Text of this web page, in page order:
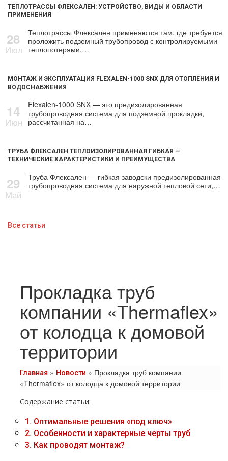
ТЕПЛОТРАССЫ ФЛЕКСАЛЕН: УСТРОЙСТВО, ВИДЫ И ОБЛАСТИ
ПРИМЕНЕНИЯ
28
Июл
Теплотрассы Флексален применяются там, где требуется
проложить подземный трубопровод с контролируемыми
теплопотерями,…
МОНТАЖ И ЭКСПЛУАТАЦИЯ FLEXALEN-1000 SNX ДЛЯ ОТОПЛЕНИЯ И
ВОДОСНАБЖЕНИЯ
14
Июн
Flexalen-1000 SNX — это предизолированная
трубопроводная система для подземной прокладки,
рассчитанная на…
ТРУБА ФЛЕКСАЛЕН ТЕПЛОИЗОЛИРОВАННАЯ ГИБКАЯ —
ТЕХНИЧЕСКИЕ ХАРАКТЕРИСТИКИ И ПРЕИМУЩЕСТВА
29
Май
Труба Флексален — гибкая заводски предизолированная
трубопроводная система для наружной тепловой сети,…
Все статьи
Прокладка труб
компании «Thermaflex»
от колодца к домовой
территории
Главная » Новости » Прокладка труб компании
«Thermaflex» от колодца к домовой территории
Содержание статьи:
1. Оптимальные решения «под ключ»
2. Особенности и характерные черты труб
3. Как проводят монтаж?